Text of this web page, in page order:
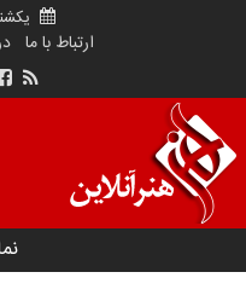
یکشنبه ۱۸
ارتباط با ما